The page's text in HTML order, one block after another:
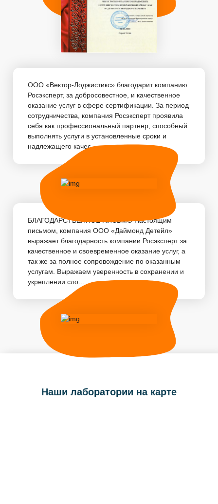
ООО «Вектор-Лоджистикс» благодарит компанию
Росэксперт, за добросовестное, и качественное
оказание услуг в сфере сертификации. За период
сотрудничества, компания Росэксперт проявила
себя как профессиональный партнер, способный
выполнять услуги в установленные сроки и
надлежащего качес...
БЛАГОДАРСТВЕННОЕ ПИСЬМО Настоящим
письмом, компания ООО «Даймонд Детейл»
выражает благодарность компании Росэксперт за
качественное и своевременное оказание услуг, а
так же за полное сопровождение по оказанным
услугам. Выражаем уверенность в сохранении и
укреплении сло...
Наши лаборатории на карте